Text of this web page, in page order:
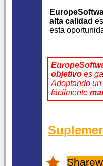
alta calidad
esta
objetivo es
Adoptando
fácilmente